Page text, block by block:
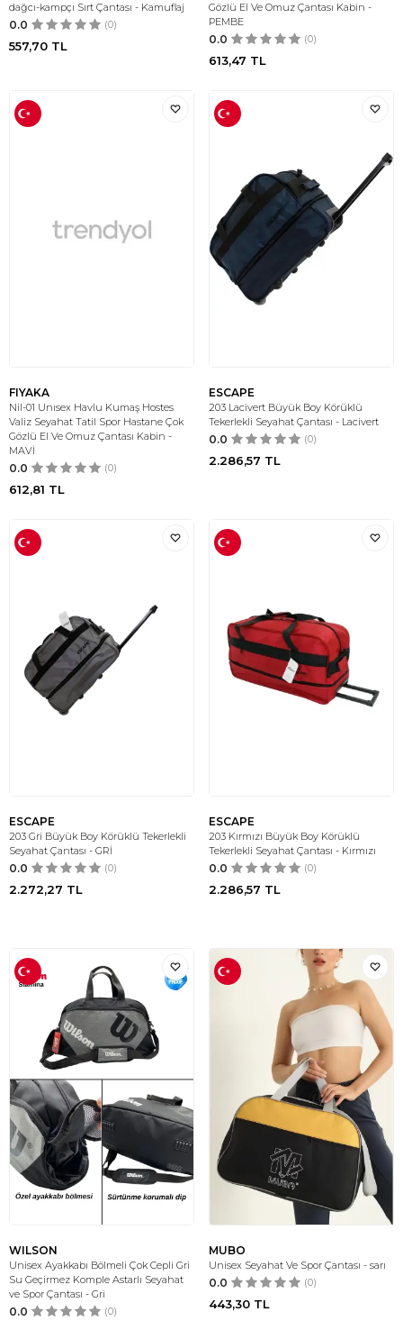
dağcı-kampçı Sırt Çantası - Kamuflaj
0.0 (0)
557,70 TL
Gözlü El Ve Omuz Çantası Kabin -
PEMBE
0.0 (0)
613,47 TL
FIYAKA
Nil-01 Unısex Havlu Kumaş Hostes
Valiz Seyahat Tatil Spor Hastane Çok
Gözlü El Ve Omuz Çantası Kabin -
MAVİ
0.0 (0)
612,81 TL
ESCAPE
203 Lacivert Büyük Boy Körüklü
Tekerlekli Seyahat Çantası - Lacivert
0.0 (0)
2.286,57 TL
ESCAPE
203 Gri Büyük Boy Körüklü Tekerlekli
Seyahat Çantası - GRİ
0.0 (0)
2.272,27 TL
ESCAPE
203 Kırmızı Büyük Boy Körüklü
Tekerlekli Seyahat Çantası - Kırmızı
0.0 (0)
2.286,57 TL
WILSON
Unisex Ayakkabı Bölmeli Çok Cepli Gri
Su Geçirmez Komple Astarlı Seyahat
ve Spor Çantası - Gri
0.0 (0)
MUBO
Unisex Seyahat Ve Spor Çantası - sarı
0.0 (0)
443,30 TL